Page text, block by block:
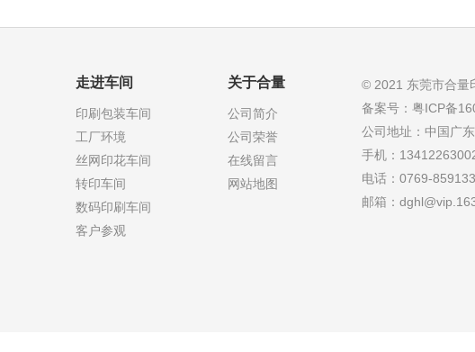
走进车间
印刷包装车间
工厂环境
丝网印花车间
转印车间
数码印刷车间
客户参观
关于合量
公司简介
公司荣誉
在线留言
网站地图
© 2021 东莞市合量
备案号：粤ICP备
公司地址：中国广
手机：
电话：0769-
邮箱：